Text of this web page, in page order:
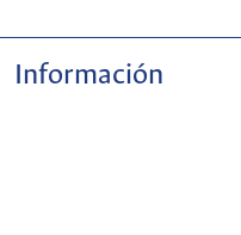
Información